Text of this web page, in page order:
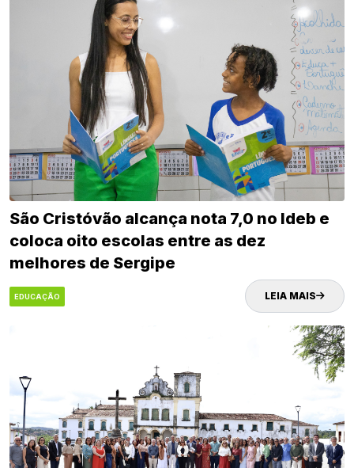
São Cristóvão alcança nota 7,0 no Ideb e
coloca oito escolas entre as dez
melhores de Sergipe
EDUCAÇÃO LEIA MAIS